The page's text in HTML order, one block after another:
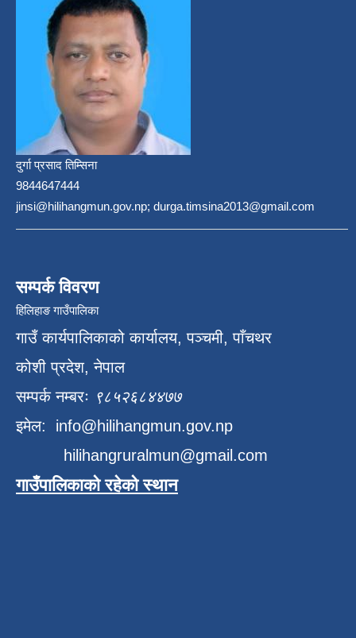
दुर्गा प्रसाद तिम्सिना
9844647444
jinsi@hilihangmun.gov.np; durga.timsina2013@gmail.com
सम्पर्क विवरण
हिलिहाङ गाउँपालिका
गाउँ कार्यपालिकाको कार्यालय, पञ्चमी, पाँचथर
कोशी प्रदेश, नेपाल
सम्पर्क नम्बरः ९८५२६८४४७७
इमेल: info@hilihangmun.gov.np
hilihangruralmun@gmail.com
गाउँपालिकाको रहेको स्थान